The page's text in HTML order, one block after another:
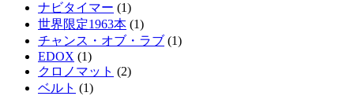
ナビタイマー (1)
世界限定1963本 (1)
チャンス・オブ・ラブ (1)
EDOX (1)
クロノマット (2)
ベルト (1)